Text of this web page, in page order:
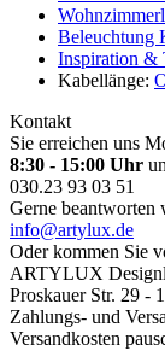
Beleuchtung
Inspiration &
Kabellänge:
Kontakt
Sie erreichen uns
8:30 - 15:00 Uhr
030.23 93 03 51
Gerne beantworten
info@artylux.de
Oder kommen Sie
ARTYLUX
Proskauer Str. 29 -
Zahlungs- und
Versandkosten